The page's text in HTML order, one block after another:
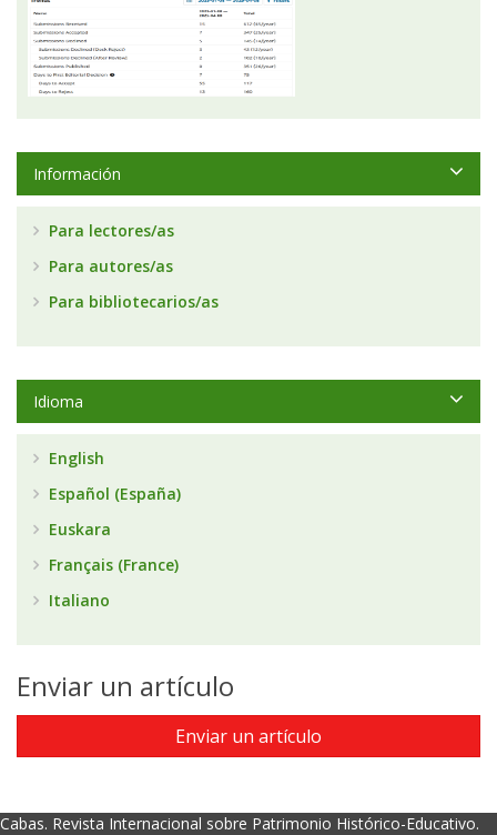
Información
Para lectores/as
Para autores/as
Para bibliotecarios/as
Idioma
English
Español (España)
Euskara
Français (France)
Italiano
Enviar un artículo
Enviar un artículo
Cabas. Revista Internacional sobre Patrimonio Histórico-Educativo.